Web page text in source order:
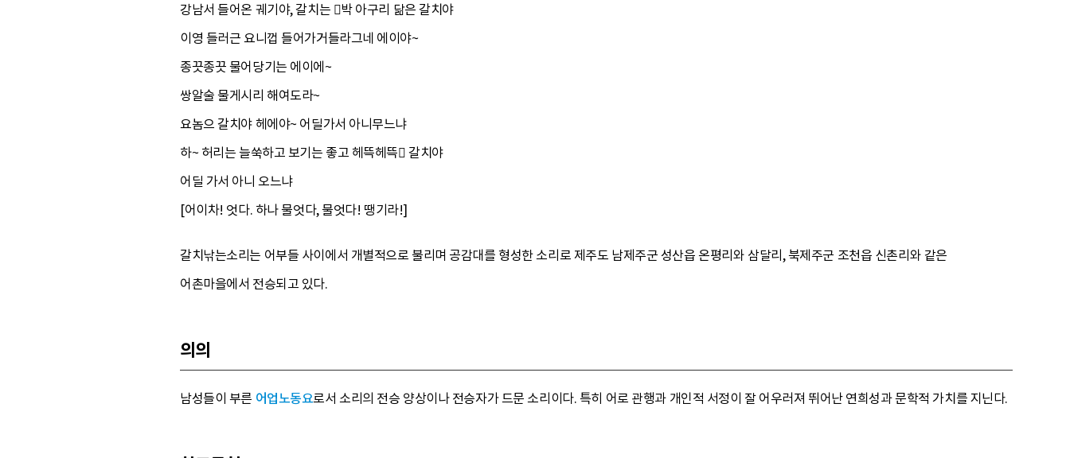
강남서 들어온 궤기야, 갈치는 박 아구리 닮은 갈치야
이영 들러근 요니껍 들어가거들라그네 에이야~
종끗종끗 물어당기는 에이에~
쌍알술 물게시리 해여도라~
요놈으 갈치야 헤에야~ 어딜가서 아니무느냐
하~ 허리는 늘쑥하고 보기는 좋고 헤뜩헤뜩 갈치야
어딜 가서 아니 오느냐
[어이차! 엇다. 하나 물엇다, 물엇다! 땡기라!]
갈치낚는소리는 어부들 사이에서 개별적으로 불리며 공감대를 형성한 소리로 제주도 남제주군 성산읍 온평리와 삼달리, 북제주군 조천읍 신촌리와 같은
어촌마을에서 전승되고 있다.
의의
남성들이 부른 어업노동요로서 소리의 전승 양상이나 전승자가 드문 소리이다. 특히 어로 관행과 개인적 서정이 잘 어우러져 뛰어난 연희성과 문학적 가치를 지닌다.